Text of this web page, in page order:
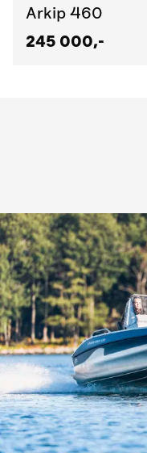
Arkip 460
245 000,-